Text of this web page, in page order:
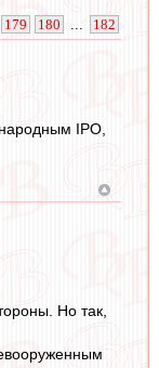
179 180 182
IPO,
Но так,